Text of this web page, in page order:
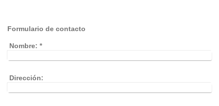
Formulario de contacto
Nombre: *
Dirección: